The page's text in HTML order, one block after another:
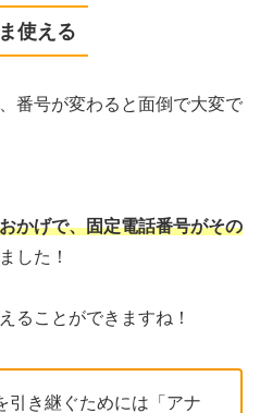
使える
番号が変わると面倒で大変で
かげで、固定電話番号がその
した！
ることができますね！
引き継ぐためには「アナ